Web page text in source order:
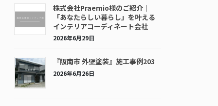
株式会社Praemio様のご紹介｜
「あなたらしい暮らし」を叶える
インテリアコーディネート会社
2026年6月29日
『阪南市 外壁塗装』施工事例203
2026年6月26日